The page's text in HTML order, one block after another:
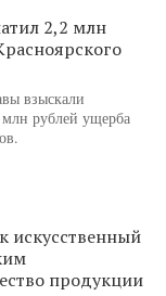
2,2 млн
взыскали
рублей ущерба
искусственный
продукции